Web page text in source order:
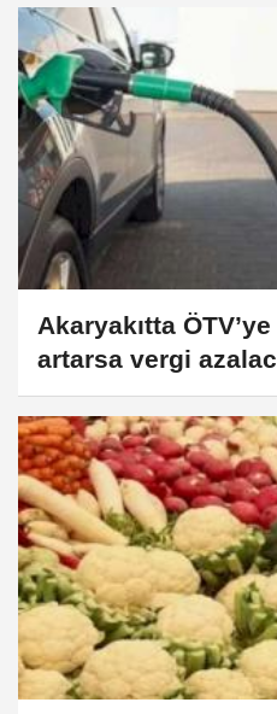
Akaryakıtta
artarsa vergi
artacak